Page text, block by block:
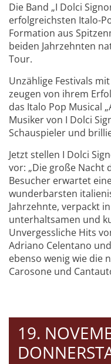
Die Band „I Dolci
erfolgreichsten Italo-
Formation aus
beiden Jahrzehnten
Tour.
Unzählige Festivals
zeugen von ihrem
das Italo Pop Musical
Musiker von I Dolci
Schauspieler und
Jetzt stellen I Dolci
vor: „Die große Nacht
Besucher erwartet
wunderbarsten
Jahrzehnte, verpackt
unterhaltsamen und
Unvergessliche Hits
Adriano Celentano
ebenso wenig wie die
Carosone und
19.